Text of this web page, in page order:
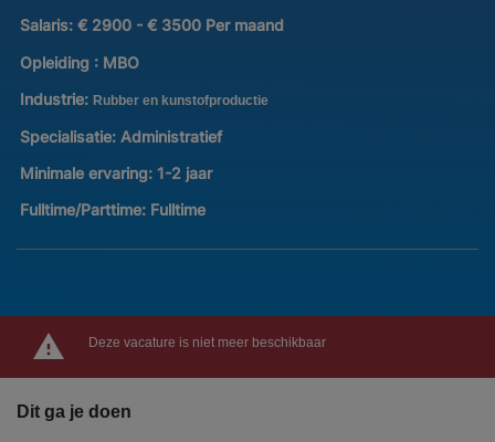
Salaris: € 2900 - € 3500 Per maand
Opleiding : MBO
Industrie: Rubber en kunstofproductie
Specialisatie: Administratief
Minimale ervaring: 1-2 jaar
Fulltime/Parttime: Fulltime
Deze vacature is niet meer beschikbaar
Dit ga je doen